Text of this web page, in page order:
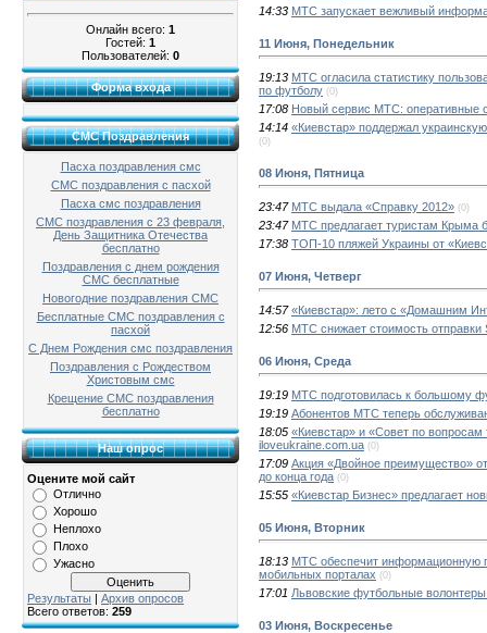
Онлайн всего: 1
Гостей: 1
Пользователей: 0
Форма входа
СМС Поздравления
Пасха поздравления смс
СМС поздравления с пасхой
Пасха смс поздравления
СМС поздравления с 23 февраля,
День Защитника Отечества
бесплатно
Поздравления с днем рождения
СМС бесплатные
Новогодние поздравления СМС
Бесплатные СМС поздравления с
пасхой
С Днем Рождения смс поздравления
Поздравления с Рождеством
Христовым смс
Крещение СМС поздравления
бесплатно
Наш опрос
Оцените мой сайт
Отлично
Хорошо
Неплохо
Плохо
Ужасно
Результаты | Архив опросов
Всего ответов: 259
14:33 МТС запускает вежливый
11 Июня, Понедельник
19:13 МТС огласила статистику
по футболу (0)
17:08 Новый сервис МТС: оперативные
14:14 «Киевстар» поддержал
(0)
08 Июня, Пятница
23:47 МТС выдала «Справку 2012» (0)
23:47 МТС предлагает туристам Крыма
17:38 ТОП-10 пляжей Украины от
07 Июня, Четверг
14:57 «Киевстар»: лето с «Домашним
12:56 МТС снижает стоимость отправки
06 Июня, Среда
19:19 МТС подготовилась к большому
19:19 Абонентов МТС теперь
18:05 «Киевстар» и «Совет по вопросам
iloveukraine.com.ua (0)
17:09 Акция «Двойное преимущество»
до конца года (0)
15:55 «Киевстар Бизнес» предлагает
05 Июня, Вторник
18:13 МТС обеспечит информационную
мобильных порталах (0)
17:01 Львовские футбольные
03 Июня, Воскресенье